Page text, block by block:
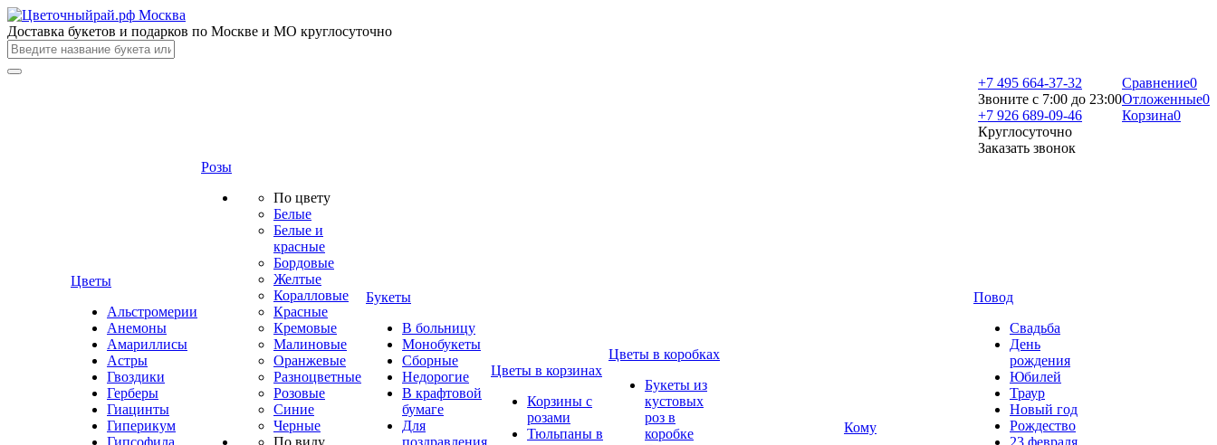
Доставка букетов и подарков по Москве и МО круглосуточно
Сравнение0
Отложенные0
Корзина0
+7 495 664-37-32
Звоните с 7:00 до 23:00
+7 926 689-09-46
Круглосуточно
Заказать звонок
Цветы
Альстромерии
Анемоны
Амариллисы
Астры
Гвоздики
Герберы
Гиацинты
Гиперикум
Гипсофила
Розы
По цвету
Белые
Белые и
красные
Бордовые
Желтые
Коралловые
Красные
Кремовые
Малиновые
Оранжевые
Разноцветные
Розовые
Синие
Черные
По виду
Букеты
В больницу
Монобукеты
Сборные
Недорогие
В крафтовой
бумаге
Для
поздравления
Цветы в корзинах
Корзины с
розами
Тюльпаны в
Цветы в коробках
Букеты из
кустовых
роз в
коробке
Кому
Повод
Свадьба
День
рождения
Юбилей
Траур
Новый год
Рождество
23 февраля